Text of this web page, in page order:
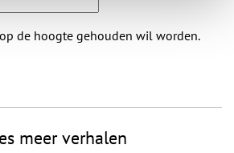
de hoogte gehouden wil worden.
meer verhalen